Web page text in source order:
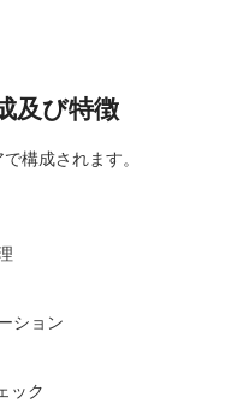
及び特徴
構成されます。
ション
ック